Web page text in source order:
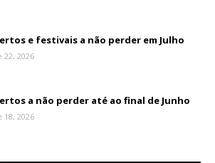
e festivais a não perder em Julho
22, 2026
a não perder até ao final de Junho
18, 2026